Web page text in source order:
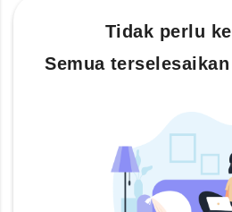
Tidak perlu
Semua